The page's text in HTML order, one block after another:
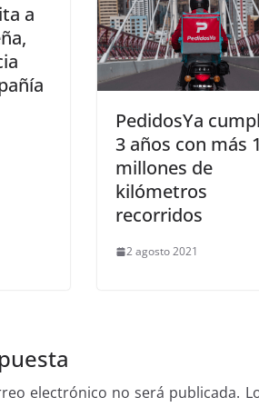
a
PedidosYa
3 años con más
millones de
kilómetros
recorridos
2 agosto 2021
electrónico no será publicada.